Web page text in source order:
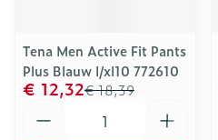
Tena Men Active Fit Pants
Plus Blauw l/xl10 772610
€ 18,39
€ 12,32